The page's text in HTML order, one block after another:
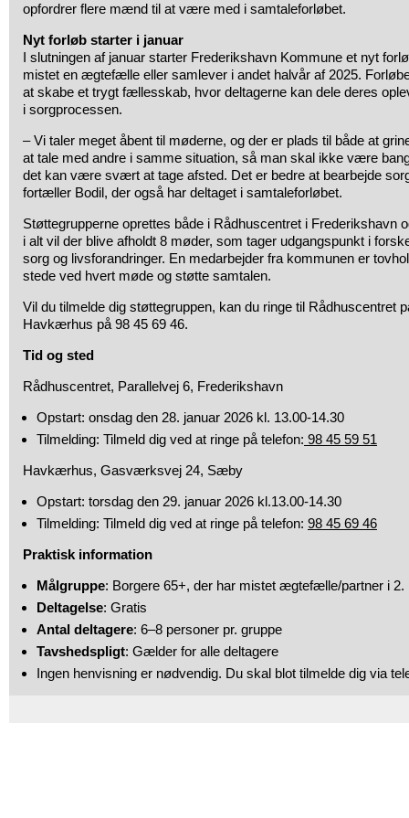
opfordrer flere mænd til at være med i samtaleforløbet.
Nyt forløb starter i januar
I slutningen af januar starter Frederikshavn Kommune et nyt
mistet en ægtefælle eller samlever i andet halvår af 2025.
at skabe et trygt fællesskab, hvor deltagerne kan dele deres
i sorgprocessen.
– Vi taler meget åbent til møderne, og der er plads til både at
at tale med andre i samme situation, så man skal ikke være
det kan være svært at tage afsted. Det er bedre at bearbejde
fortæller Bodil, der også har deltaget i samtaleforløbet.
Støttegrupperne oprettes både i Rådhuscentret i
i alt vil der blive afholdt 8 møder, som tager udgangspunkt i
sorg og livsforandringer. En medarbejder fra kommunen er
stede ved hvert møde og støtte samtalen.
Vil du tilmelde dig støttegruppen, kan du ringe til Rådhuscentret
Havkærhus på 98 45 69 46.
Tid og sted
Rådhuscentret, Parallelvej 6, Frederikshavn
Opstart: onsdag den 28. januar 2026 kl. 13.00-14.30
Tilmelding: Tilmeld dig ved at ringe på telefon: 98 45 59 51
Havkærhus, Gasværksvej 24, Sæby
Opstart: torsdag den 29. januar 2026 kl.13.00-14.30
Tilmelding: Tilmeld dig ved at ringe på telefon: 98 45 69 46
Praktisk information
Målgruppe: Borgere 65+, der har mistet ægtefælle/partner i 2.
Deltagelse: Gratis
Antal deltagere: 6–8 personer pr. gruppe
Tavshedspligt: Gælder for alle deltagere
Ingen henvisning er nødvendig. Du skal blot tilmelde dig via